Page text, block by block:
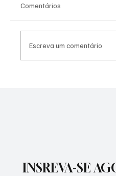
Comentários
Escreva um comentário
INSREVA-SE